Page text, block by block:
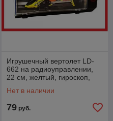
Игрушечный вертолет LD-
662 на радиоуправлении,
22 см, желтый, гироскоп,
Нет в наличии
79 руб.